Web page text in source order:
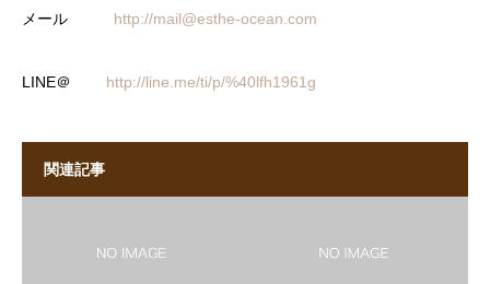
メール http://mail@esthe-ocean.com
LINE＠ http://line.me/ti/p/%40lfh1961g
関連記事